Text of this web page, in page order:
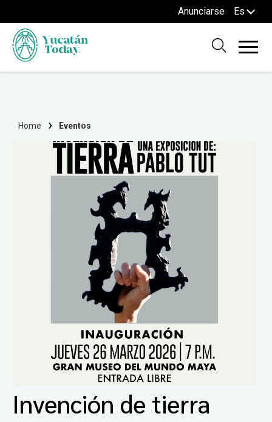
Anunciarse Es
Home Eventos
Invención de tierra